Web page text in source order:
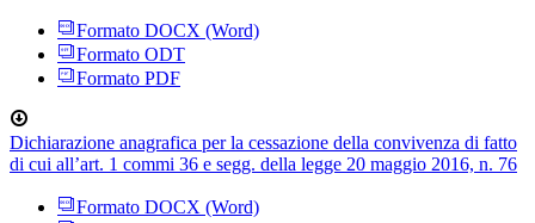
Formato DOCX (Word)
Formato ODT
Formato PDF
Dichiarazione anagrafica per la cessazione della convivenza di fatto
di cui all’art. 1 commi 36 e segg. della legge 20 maggio 2016, n. 76
Formato DOCX (Word)